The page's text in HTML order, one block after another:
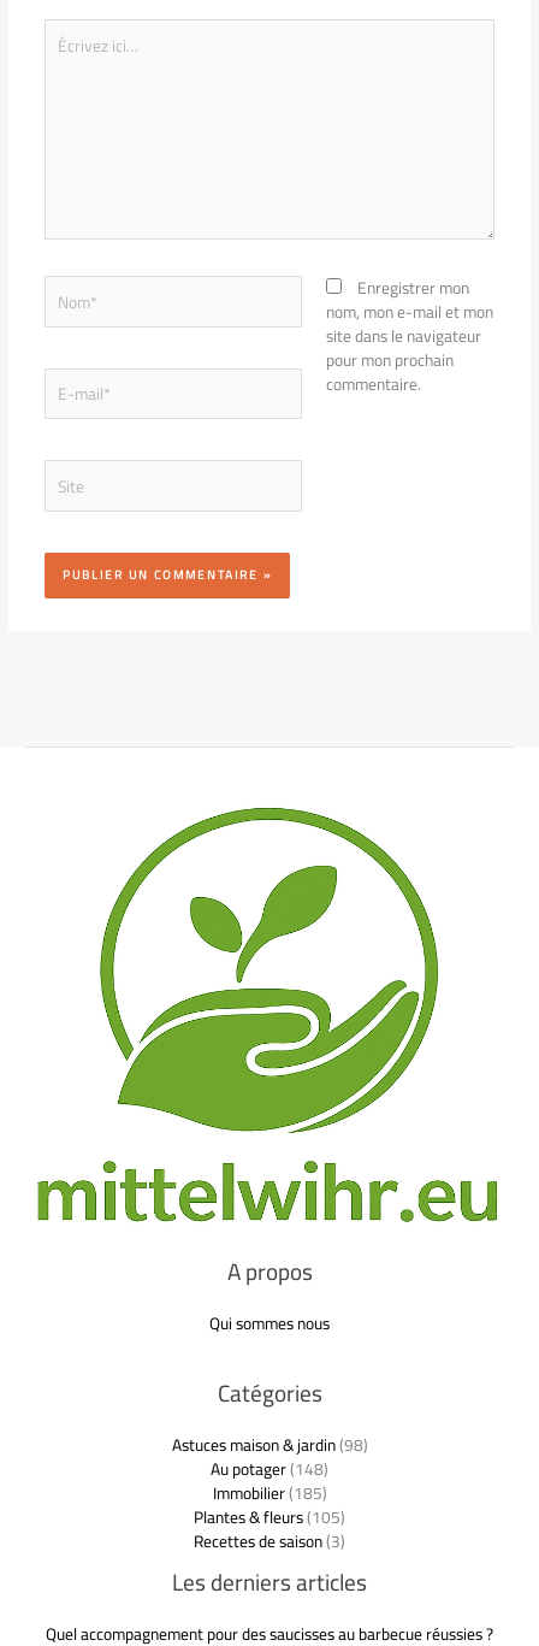
Écrivez
ici…
Nom*
E-
mail*
Site
Enregistrer mon
nom, mon e-mail et mon
site dans le navigateur
pour mon prochain
commentaire.
A propos
Qui sommes nous
Catégories
Astuces maison & jardin(98)
Au potager(148)
Immobilier(185)
Plantes & fleurs(105)
Recettes de saison(3)
Les derniers articles
Quel accompagnement pour des saucisses au barbecue réussies ?